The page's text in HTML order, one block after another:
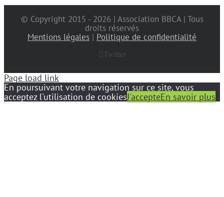
© Copyright 2015 - 2026 | Association BBCA | Tous
droits réservés
Mentions légales | Politique de confidentialité
Twitter
Page load link
En poursuivant votre navigation sur ce site, vous
acceptez l'utilisation de cookiesJ'accepteEn savoir plus